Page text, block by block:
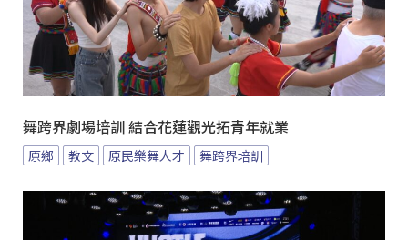
舞跨界劇場培訓 結合花蓮觀光拓青年就業
原鄉 教文 原民樂舞人才 舞跨界培訓